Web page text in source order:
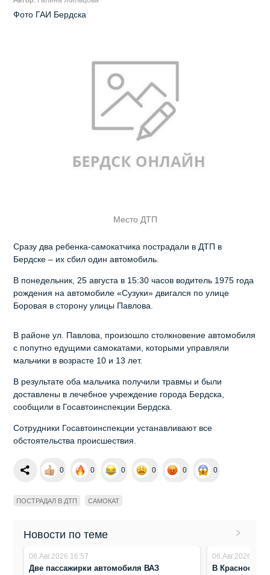
Фото ГАИ Бердска
Место ДТП
Сразу два ребенка-самокатчика пострадали в ДТП в
Бердске – их сбил один автомобиль.
В понедельник, 25 августа в 15:30 часов водитель 1975 года
рождения на автомобиле «Сузуки» двигался по улице
Боровая в сторону улицы Павлова.
В районе ул. Павлова, произошло столкновение автомобиля
с попутно едущими самокатами, которыми управляли
мальчики в возрасте 10 и 13 лет.
В результате оба мальчика получили травмы и были
доставлены в лечебное учреждение города Бердска,
сообщили в Госавтоинспекции Бердска.
Сотрудники Госавтоинспекции устанавливают все
обстоятельства происшествия.
0 0 0 0 0 0
ПОСТРАДАЛ В ДТП САМОКАТ
Новости по теме
06.Авг.2026 16:57
Две пассажирки автомобиля ВАЗ
06.Авг.2026 8:41
В